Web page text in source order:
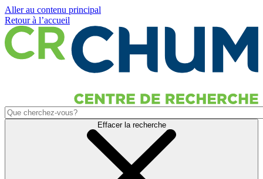
Aller au contenu principal
Retour à l’accueil
Effacer la recherche